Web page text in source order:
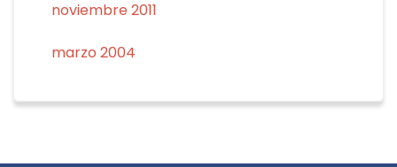
noviembre 2011
marzo 2004